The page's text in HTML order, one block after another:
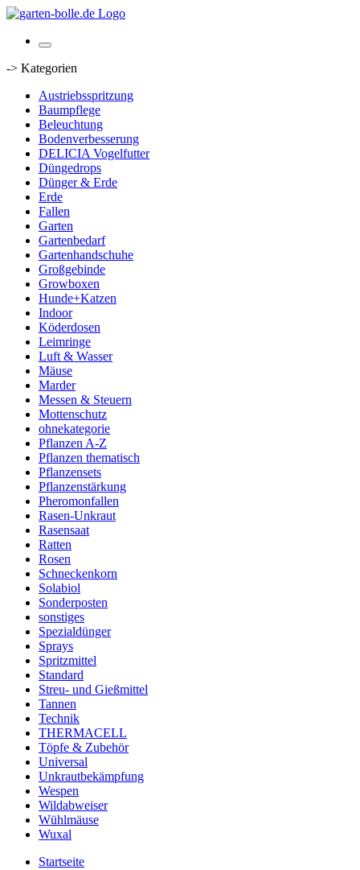
-> Kategorien
Austriebsspritzung
Baumpflege
Beleuchtung
Bodenverbesserung
DELICIA Vogelfutter
Düngedrops
Dünger & Erde
Erde
Fallen
Garten
Gartenbedarf
Gartenhandschuhe
Großgebinde
Growboxen
Hunde+Katzen
Indoor
Köderdosen
Leimringe
Luft & Wasser
Mäuse
Marder
Messen & Steuern
Mottenschutz
ohnekategorie
Pflanzen A-Z
Pflanzen thematisch
Pflanzensets
Pflanzenstärkung
Pheromonfallen
Rasen-Unkraut
Rasensaat
Ratten
Rosen
Schneckenkorn
Solabiol
Sonderposten
sonstiges
Spezialdünger
Sprays
Spritzmittel
Standard
Streu- und Gießmittel
Tannen
Technik
THERMACELL
Töpfe & Zubehör
Universal
Unkrautbekämpfung
Wespen
Wildabweiser
Wühlmäuse
Wuxal
Startseite